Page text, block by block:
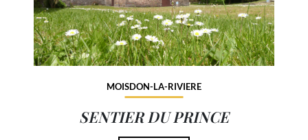
MOISDON-LA-RIVIERE
SENTIER DU PRINCE